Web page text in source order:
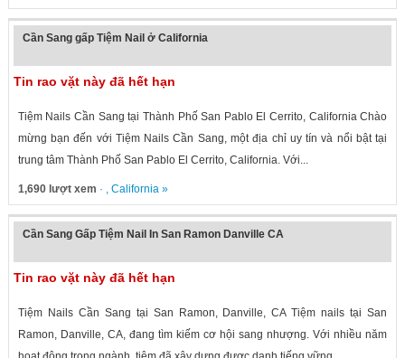
Cần Sang gấp Tiệm Nail ở California
Tin rao vặt này đã hết hạn
Tiệm Nails Cần Sang tại Thành Phố San Pablo El Cerrito, California Chào
mừng bạn đến với Tiệm Nails Cần Sang, một địa chỉ uy tín và nổi bật tại
trung tâm Thành Phố San Pablo El Cerrito, California. Với...
1,690 lượt xem · , California»
Cần Sang Gấp Tiệm Nail In San Ramon Danville CA
Tin rao vặt này đã hết hạn
Tiệm Nails Cần Sang tại San Ramon, Danville, CA Tiệm nails tại San
Ramon, Danville, CA, đang tìm kiếm cơ hội sang nhượng. Với nhiều năm